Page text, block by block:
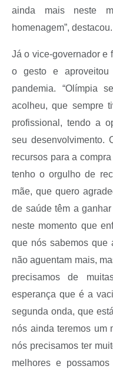
ainda mais neste
homenagem”, destacou.
Já o vice-governador e
o gesto e
pandemia. “Olímpia
acolheu, que sempre
profissional, tendo a
seu desenvolvimento.
recursos para a
tenho o orgulho de
mãe, que quero
de saúde têm a
neste momento que
que nós sabemos que
não aguentam mais,
precisamos de
esperança que é a
segunda onda, que
nós ainda teremos um
nós precisamos ter
melhores e